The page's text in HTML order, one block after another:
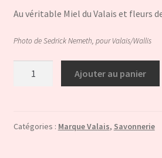
Au véritable Miel du Valais et fleurs
Photo de Sedrick Nemeth, pour Valais/Wallis
"Miel
Ajouter au panier
Catégories : Marque Valais, Savonnerie